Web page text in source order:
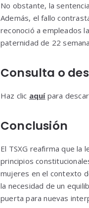
No obstante, la
Además, el fallo
reconoció a empleados
paternidad de 22
Consulta o
Haz clic aquípara
Conclusión
El TSXG reafirma que la
principios
mujeres en el contexto
la necesidad de un
puerta para nuevas